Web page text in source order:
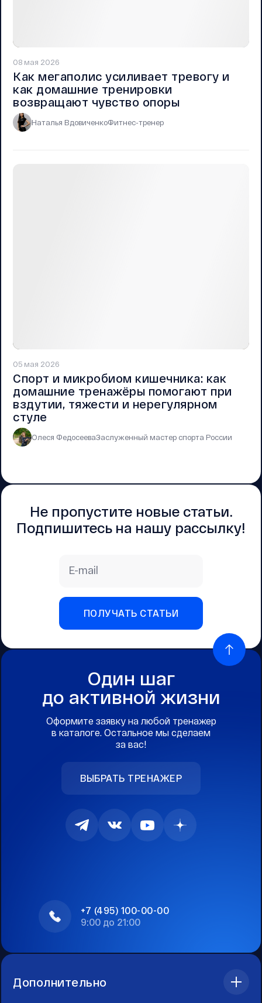
08 мая 2026
Как мегаполис усиливает тревогу и
как домашние тренировки
возвращают чувство опоры
Наталья ВдовиченкоФитнес-тренер
05 мая 2026
Спорт и микробиом кишечника: как
домашние тренажёры помогают при
вздутии, тяжести и нерегулярном
стуле
Олеся ФедосееваЗаслуженный мастер спорта России
Не пропустите новые статьи.
Подпишитесь на нашу рассылку!
E-mail
ПОЛУЧАТЬ СТАТЬИ
Один шаг
до активной жизни
Оформите заявку на любой тренажер
в каталоге. Остальное мы сделаем
за вас!
ВЫБРАТЬ ТРЕНАЖЕР
+7 (495) 100-00-00
9:00 до 21:00
Дополнительно